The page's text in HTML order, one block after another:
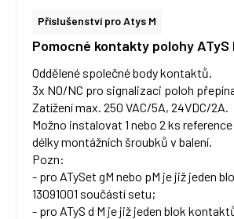
Příslušenství pro Atys M
Pomocné kontakty polohy ATyS
Oddělené společné body kontaktů.
3x NO/NC pro signalizaci poloh
Zatížení max. 250 VAC/5A, 24VDC/2A.
Možno instalovat 1 nebo 2 ks
délky montážních šroubků v balení.
Pozn:
- pro ATySet gM nebo pM je již jeden
13091001 součástí setu;
- pro ATyS d M je již jeden blok